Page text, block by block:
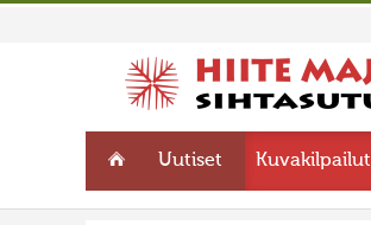
Uutiset Kuvakilpailut